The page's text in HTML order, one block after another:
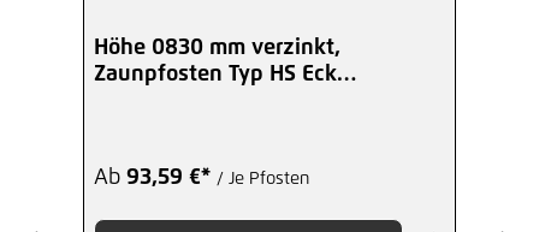
Höhe 0830 mm verzinkt,
Zaunpfosten Typ HS Eck
Ab 93,59 €* / Je Pfosten